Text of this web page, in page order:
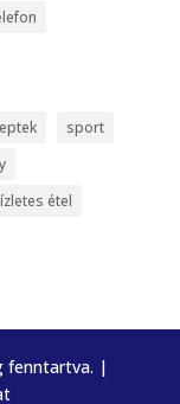
sport
ízletes étel
fenntartva. |